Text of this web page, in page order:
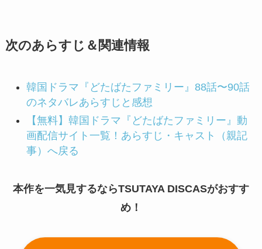
次のあらすじ＆関連情報
韓国ドラマ『どたばたファミリー』88話〜90話
のネタバレあらすじと感想
【無料】韓国ドラマ『どたばたファミリー』動
画配信サイト一覧！あらすじ・キャスト（親記
事）へ戻る
本作を一気見するならTSUTAYA DISCASがおすす
め！